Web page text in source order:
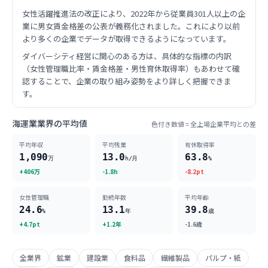
女性活躍推進法の改正により、2022年から従業員301人以上の企
業に男女賃金格差の公表が義務化されました。これにより以前
より多くの企業でデータが取得できるようになっています。
ダイバーシティ経営に関心のある方は、具体的な指標の内訳
（女性管理職比率・賃金格差・男性育休取得率）もあわせて確
認することで、企業の取り組み姿勢をより詳しく把握できま
す。
海運業業界の平均値 色付き数値 = 全上場企業平均との差
平均年収
1,090万
+406万
平均残業
13.0h/月
-1.8h
有休取得率
63.8%
-8.2pt
女性管理職
24.6%
+4.7pt
勤続年数
13.1年
+1.2年
平均年齢
39.8歳
-1.6歳
全業界 鉱業 建設業 食料品 繊維製品 パルプ・紙